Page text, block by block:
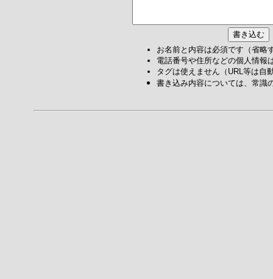
お名前と内容は必須です（省略
電話番号や住所などの個人情報
タグは使えません（URL等は自
書き込み内容については、常識